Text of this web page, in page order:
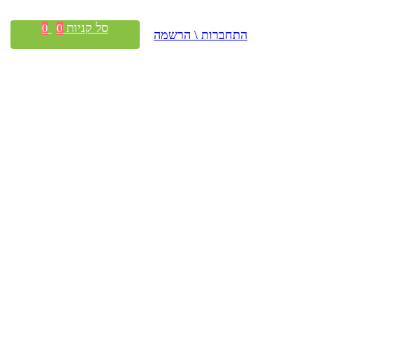
התחברות \ הרשמה סל קניות 0
0